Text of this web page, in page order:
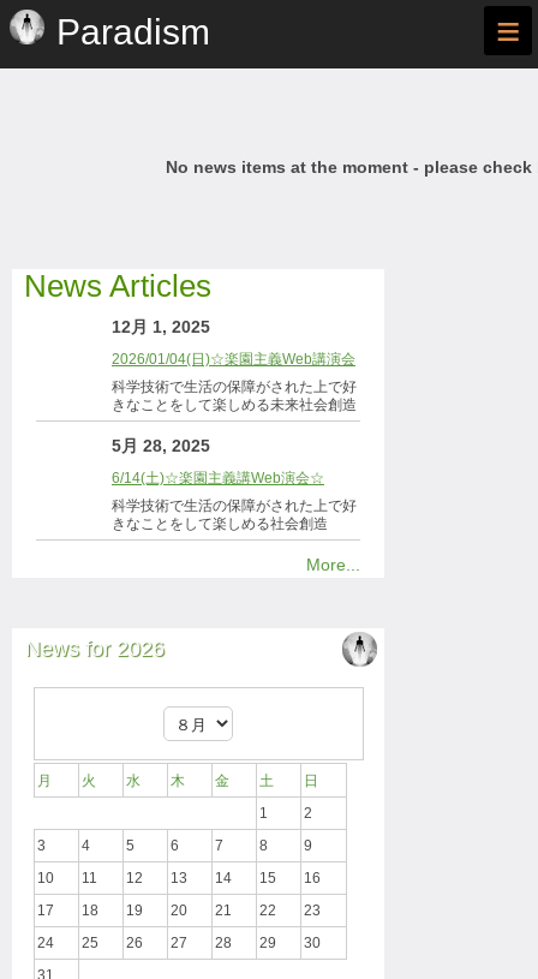
Paradism ≡
No news items at the moment - please
News Articles
12月 1, 2025
2026/01/04(日)☆楽園主義Web講演会
科学技術で生活の保障がされた上で好
きなことをして楽しめる未来社会創造
5月 28, 2025
6/14(土)☆楽園主義講Web演会☆
科学技術で生活の保障がされた上で好
きなことをして楽しめる社会創造
More...
News for 2026
月 火 水 木 金 土
日
1
2
3
4 5 6 7 8
9
10
11 12 13 14 15
16
17
18 19 20 21 22
23
24
25 26 27 28 29
30
31